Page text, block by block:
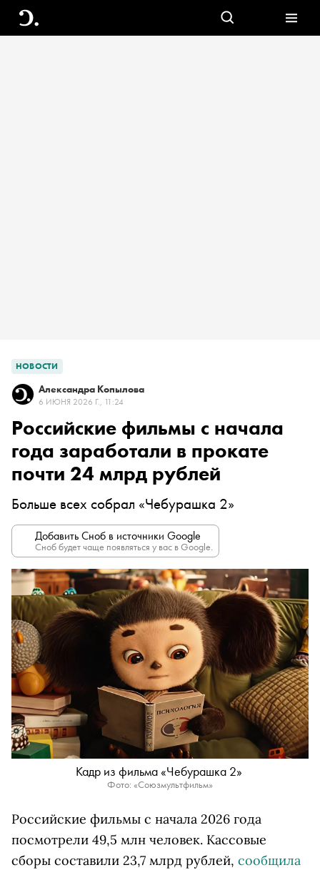
НОВОСТИ
Александра Копылова
6 ИЮНЯ 2026 Г., 11:24
Российские фильмы с начала
года заработали в прокате
почти 24 млрд рублей
Больше всех собрал «Чебурашка 2»
Добавить Сноб в источники Google
Сноб будет чаще появляться у вас в Google.
Кадр из фильма «Чебурашка 2»
Фото: «Союзмультфильм»
Российские фильмы с начала 2026 года
посмотрели 49,5 млн человек. Кассовые
сборы составили 23,7 млрд рублей, сообщила